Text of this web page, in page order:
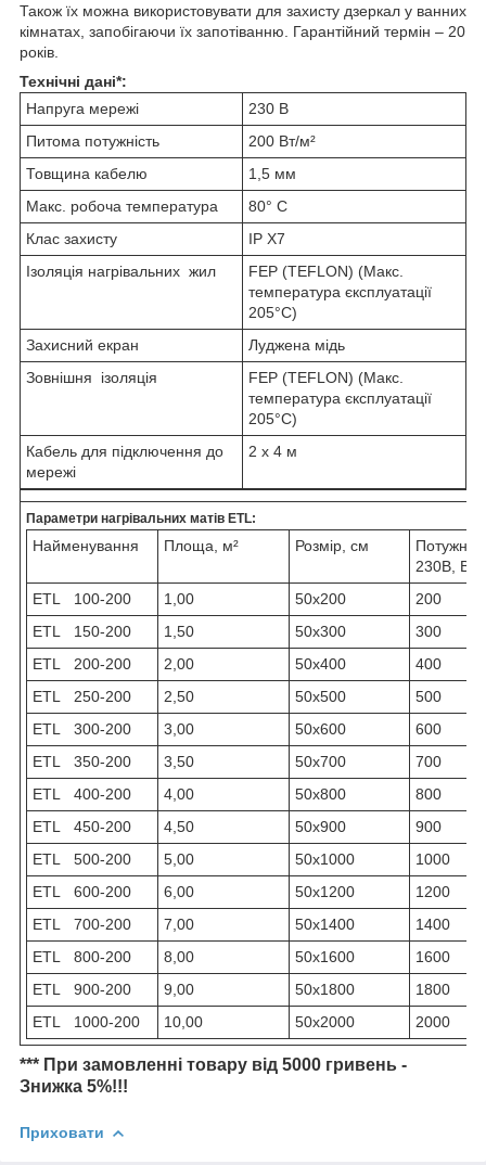
Також їх можна використовувати для захисту дзеркал у ванних
кімнатах, запобігаючи їх запотіванню. Гарантійний термін – 20
років.
Технічні дані*:
Напруга мережі
230 В
Питома потужність
200 Вт/м²
Товщина кабелю
1,5 мм
Макс. робоча температура
80° С
Клас захисту
IP X7
Ізоляція нагрівальних жил
FEP (TEFLON) (Макс.
температура єксплуатації
205°С)
Захисний екран
Луджена мідь
Зовнішня ізоляція
FEP (TEFLON) (Макс.
температура єксплуатації
205°С)
Кабель для підключення до
мережі
2 х 4 м
Параметри нагрівальних матів ETL:
Найменування Площа, м² Розмір, см
230В, Вт
ETL 100-200
1,00 50х200
200
ETL 150-200
1,50 50х300
300
ETL 200-200
2,00 50х400
400
ETL 250-200
2,50 50х500
500
ETL 300-200
3,00 50х600
600
ETL 350-200
3,50 50х700
700
ETL 400-200
4,00 50х800
800
ETL 450-200
4,50 50х900
900
ETL 500-200
5,00 50х1000
1000
ETL 600-200
6,00 50х1200
1200
ETL 700-200
7,00 50х1400
1400
ETL 800-200
8,00 50х1600
1600
ETL 900-200
9,00 50х1800
1800
ETL 1000-200
10,00 50х2000 2000
*** При замовленні товару від 5000 гривень -
Знижка 5%!!!
Приховати